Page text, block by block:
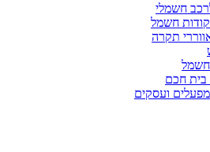
חשמלי
חשמל
תקרה
בית חכם
ועסקים